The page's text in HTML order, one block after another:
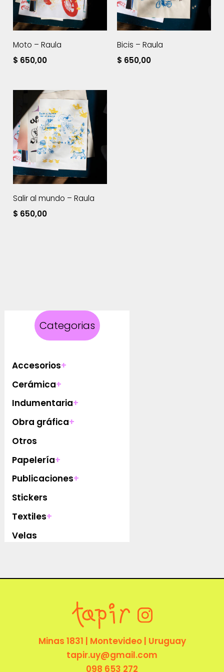
Categorias
Accesorios+
Cerámica+
Indumentaria+
Obra gráfica+
Otros
Papelería+
Publicaciones+
Stickers
Textiles+
Velas
Moto – Raula
$ 650,00
Bicis – Raula
$ 650,00
Salir al mundo – Raula
$ 650,00
Minas 1831 | Montevideo | Uruguay
tapir.uy@gmail.com
098 653 272